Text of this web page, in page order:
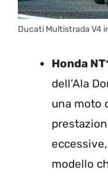
Ducati Multistrada V4
Honda
dell’Ala
una moto
modello